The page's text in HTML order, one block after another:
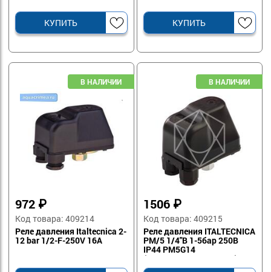
КУПИТЬ
КУПИТЬ
972 ₽
Код товара: 409214
Реле давления Italtecnica 2-
12 bar 1/2-F-250V 16A
1506 ₽
Код товара: 409215
Реле давления ITALTECNICA
PM/5 1/4"В 1-5бар 250В
IP44 PM5G14
(PM5.FG4.44.00.100.00)